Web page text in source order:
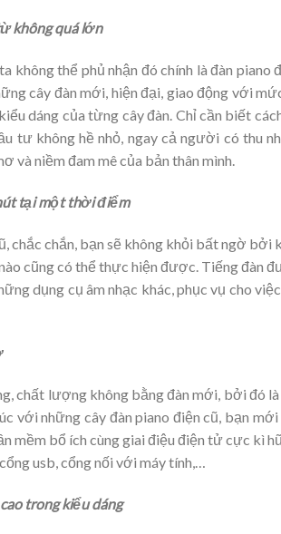
không quá lớn
không thể phủ nhận đó chính là đàn
cây đàn mới, hiện đại, giao động với
dáng của từng cây đàn. Chỉ cần biết
tư không hề nhỏ, ngay cả người có thu
và niềm đam mê của bản thân mình.
tại một thời điểm
chắc chắn, bạn sẽ không khỏi bất ngờ bởi
cũng có thể thực hiện được. Tiếng đàn
dụng cụ âm nhạc khác, phục vụ cho
chất lượng không bằng đàn mới, bởi đó
với những cây đàn piano điện cũ, bạn mới
mềm bổ ích cùng giai điệu điện tử cực kì
usb, cổng nối với máy tính,…
trong kiểu dáng